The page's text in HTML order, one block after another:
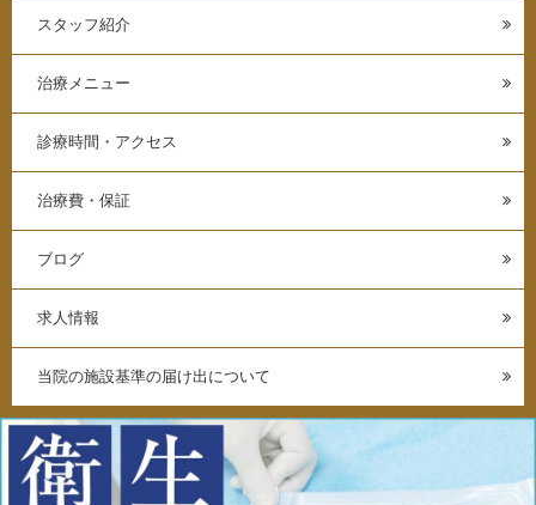
スタッフ紹介
治療メニュー
診療時間・アクセス
治療費・保証
ブログ
求人情報
当院の施設基準の届け出について